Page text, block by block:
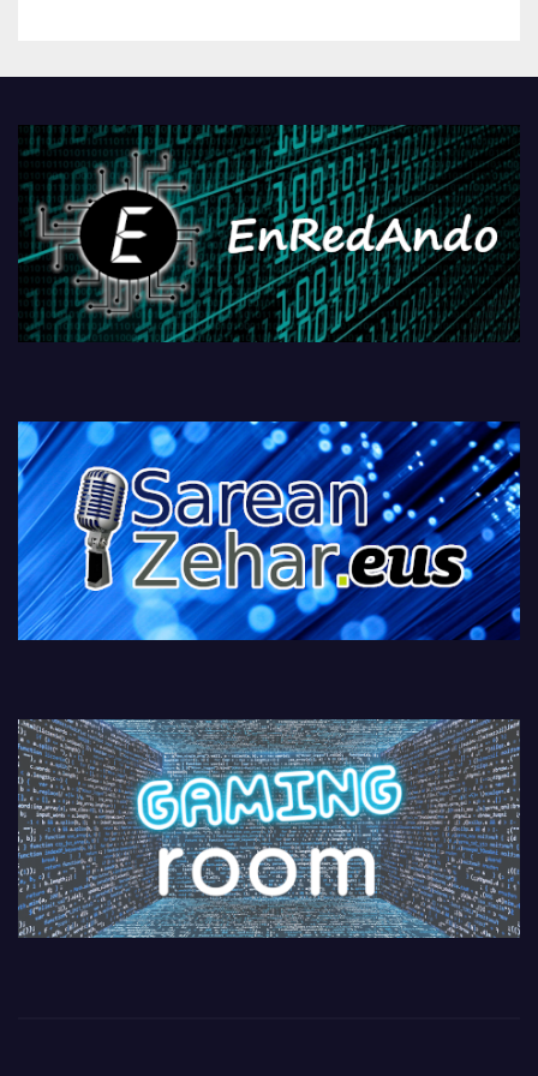
PlayStationeko bideojoko